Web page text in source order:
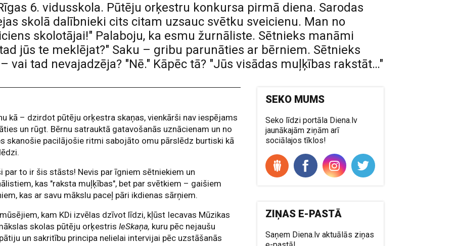
6. vidusskola. Pūtēju orķestru konkursa pirmā diena. Sarodas
skolā dalībnieki cits citam uzsauc svētku sveicienu. Man no
skolotājai!" Palaboju, ka esmu žurnāliste. Sētnieks manāmi
jūs te meklējat?" Saku – gribu parunāties ar bērniem. Sētnieks
vai tad nevajadzēja? "Nē." Kāpēc tā? "Jūs visādas muļķības rakstāt…"
kā – dzirdot pūtēju orķestra skaņas, vienkārši nav iespējams
un rūgt. Bērnu satrauktā gatavošanās uznācienam un no
skanošie pacilājošie ritmi sabojāto omu pārslēdz burtiski kā
par to ir šis stāsts! Nevis par īgniem sētniekiem un
kas "raksta muļķības", bet par svētkiem – gaišiem
kas ar savu mākslu paceļ pāri ikdienas sārņiem.
kam KDi izvēlas dzīvot līdzi, kļūst Iecavas Mūzikas
skolas pūtēju orķestris IeSkaņa, kuru pēc nejaušu
un sakritību principa nelielai intervijai pēc uzstāšanās
SEKO MUMS
Seko līdzi portāla Diena.lv
jaunākajām ziņām arī
sociālajos tīklos!
ZIŅAS E-PASTĀ
Saņem Diena.lv aktuālās ziņas